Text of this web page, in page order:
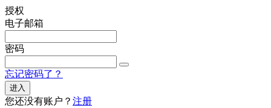
授权
电子邮箱
密码
忘记密码了？
进入
您还没有账户？ 注册